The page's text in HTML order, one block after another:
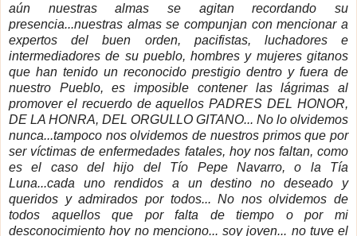
aún nuestras almas se agitan recordando su
presencia...nuestras almas se compunjan con mencionar a
expertos del buen orden, pacifistas, luchadores e
intermediadores de su pueblo, hombres y mujeres gitanos
que han tenido un reconocido prestigio dentro y fuera de
nuestro Pueblo, es imposible contener las lágrimas al
promover el recuerdo de aquellos PADRES DEL HONOR,
DE LA HONRA, DEL ORGULLO GITANO... No lo olvidemos
nunca...tampoco nos olvidemos de nuestros primos que por
ser víctimas de enfermedades fatales, hoy nos faltan, como
es el caso del hijo del Tío Pepe Navarro, o la Tía
Luna...cada uno rendidos a un destino no deseado y
queridos y admirados por todos... No nos olvidemos de
todos aquellos que por falta de tiempo o por mi
desconocimiento hoy no menciono... soy joven... no tuve el